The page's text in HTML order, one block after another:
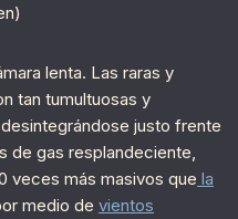
lenta. Las raras y
tan tumultuosas y
justo frente
de gas resplandeciente,
veces más masivos que la
medio de vientos